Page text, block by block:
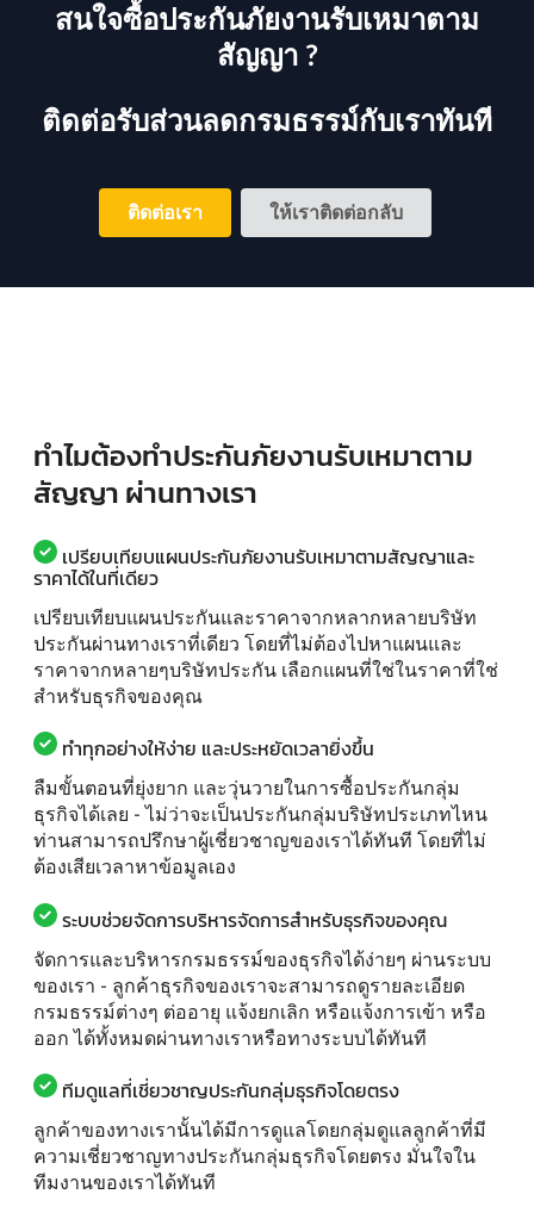
สนใจซื้อประกันภัยงานรับเหมาตาม
สัญญา ?
ติดต่อรับส่วนลดกรมธรรม์กับเราทันที
ติดต่อเรา ให้เราติดต่อกลับ
ทำไมต้องทำประกันภัยงานรับเหมาตาม
สัญญา ผ่านทางเรา
เปรียบเทียบแผนประกันภัยงานรับเหมาตามสัญญาและ
ราคาได้ในที่เดียว
เปรียบเทียบแผนประกันและราคาจากหลากหลายบริษัท
ประกันผ่านทางเราที่เดียว โดยที่ไม่ต้องไปหาแผนและ
ราคาจากหลายๆบริษัทประกัน เลือกแผนที่ใช่ในราคาที่ใช่
สำหรับธุรกิจของคุณ
ทำทุกอย่างให้ง่าย และประหยัดเวลายิ่งขึ้น
ลืมขั้นตอนที่ยุ่งยาก และวุ่นวายในการซื้อประกันกลุ่ม
ธุรกิจได้เลย - ไม่ว่าจะเป็นประกันกลุ่มบริษัทประเภทไหน
ท่านสามารถปรึกษาผู้เชี่ยวชาญของเราได้ทันที โดยที่ไม่
ต้องเสียเวลาหาข้อมูลเอง
ระบบช่วยจัดการบริหารจัดการสำหรับธุรกิจของคุณ
จัดการและบริหารกรมธรรม์ของธุรกิจได้ง่ายๆ ผ่านระบบ
ของเรา - ลูกค้าธุรกิจของเราจะสามารถดูรายละเอียด
กรมธรรม์ต่างๆ ต่ออายุ แจ้งยกเลิก หรือแจ้งการเข้า หรือ
ออก ได้ทั้งหมดผ่านทางเราหรือทางระบบได้ทันที
ทีมดูแลที่เชี่ยวชาญประกันกลุ่มธุรกิจโดยตรง
ลูกค้าของทางเรานั้นได้มีการดูแลโดยกลุ่มดูแลลูกค้าที่มี
ความเชี่ยวชาญทางประกันกลุ่มธุรกิจโดยตรง มั่นใจใน
ทีมงานของเราได้ทันที